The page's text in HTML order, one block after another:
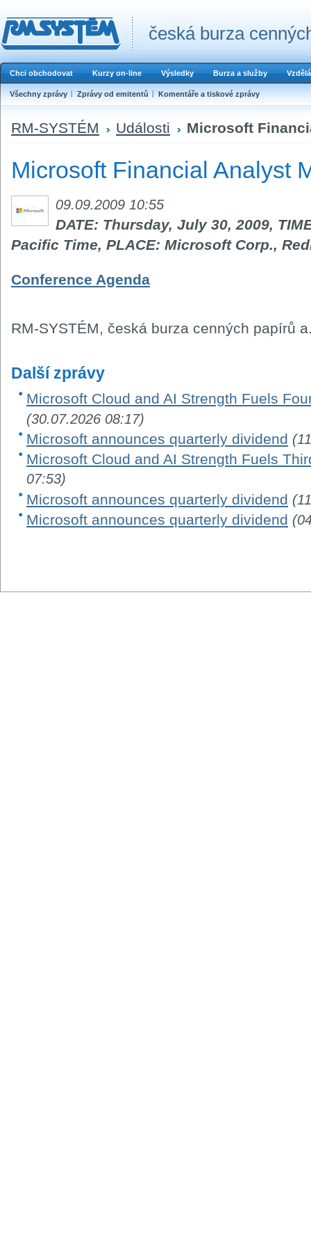
česká burza
Chci obchodovat Kurzy on-line Výsledky Burza a služby
Všechny zprávy Zprávy od emitentů Komentáře a tiskové zprávy
RM-SYSTÉM Události Microsoft
Microsoft Financial Analyst
09.09.2009 10:55
DATE: Thursday, July 30, 2009,
Pacific Time, PLACE: Microsoft Corp.,
Conference Agenda
RM-SYSTÉM, česká burza cenných papírů
Další zprávy
Microsoft Cloud and AI Strength Fuels
(30.07.2026 08:17)
Microsoft announces quarterly dividend
Microsoft Cloud and AI Strength Fuels
07:53)
Microsoft announces quarterly dividend
Microsoft announces quarterly dividend